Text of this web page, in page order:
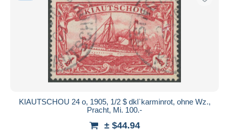
Submit
KIAUTSCHOU 24 o, 1905, 1/2 $ dkl`karminrot, ohne Wz.,
Pracht, Mi. 100.-
± $44.94